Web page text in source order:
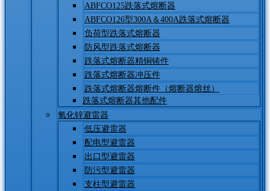
ABFCO125跌落式熔断器
ABFCO126型300A＆400A跌落式熔断器
负荷型跌落式熔断器
防风型跌落式熔断器
跌落式熔断器精铜铸件
跌落式熔断器冲压件
跌落式熔断器熔断件（熔断器熔丝）
跌落式熔断器其他配件
氧化锌避雷器
低压避雷器
配电型避雷器
出口型避雷器
防污型避雷器
支柱型避雷器